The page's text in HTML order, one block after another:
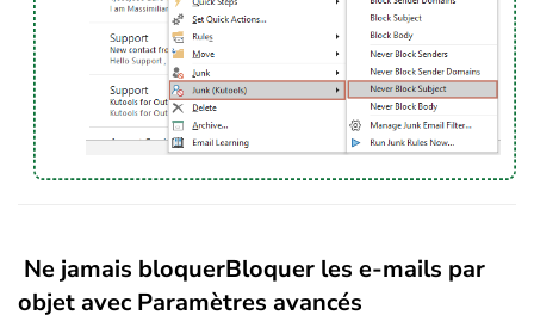
Ne jamais bloquerBloquer les e-mails par
objet avec Paramètres avancés